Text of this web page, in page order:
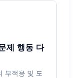
제 행동 다
부적응 및 도